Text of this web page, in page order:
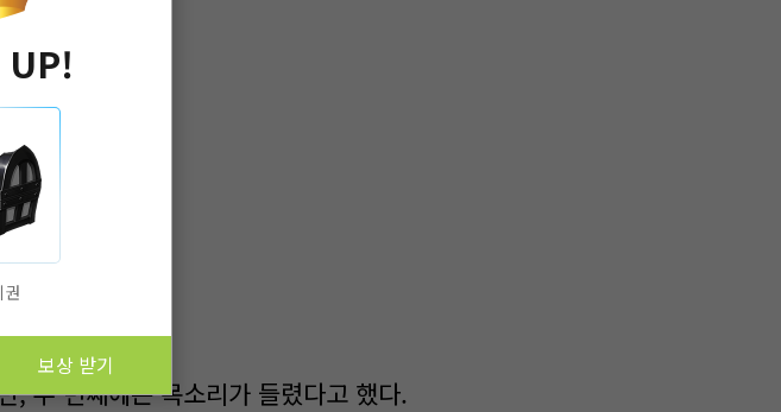
, 두 번째에는 목소리가 들렸다고 했다.
UP!
권
보상 받기